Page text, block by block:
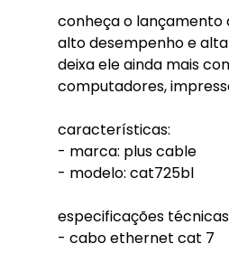
conheça o
alto desempenho e
deixa ele ainda mais
computadores,
características:
- marca: plus cable
- modelo: cat725bl
especificações
- cabo ethernet cat 7